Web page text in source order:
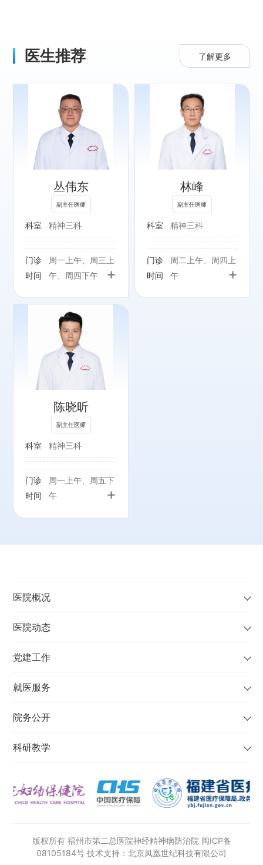
医生推荐 了解更多
丛伟东
副主任医师
科室 精神三科
门诊
时间
周一上午、周三上
午、周四下午
+
林峰
副主任医师
科室 精神三科
门诊
时间
周二上午、周四上
午
+
专长：
精神分裂症、情绪
障碍、物质滥用、
睡眠障碍
陈晓昕
副主任医师
科室 精神三科
门诊
时间
周一上午、周五下
午
+
医院概况
医院动态
党建工作
就医服务
院务公开
科研教学
版权所有 福州市第二总医院神经精神病防治院 闽ICP备
08105184号 技术支持：北京凤凰世纪科技有限公司